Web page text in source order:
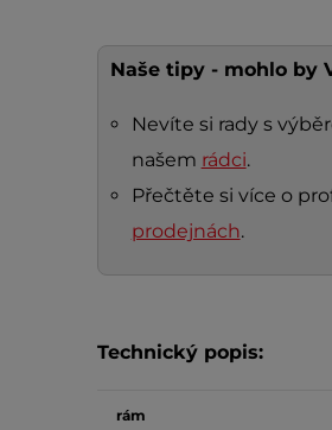
Naše tipy - mohlo by
Nevíte si rady s
našem rádci.
Přečtěte si více o
prodejnách.
Technický popis:
rám